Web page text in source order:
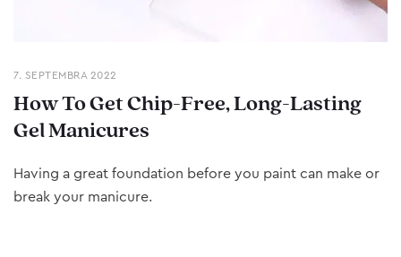
7. SEPTEMBRA 2022
How To Get Chip-Free, Long-Lasting
Gel Manicures
Having a great foundation before you paint can make or
break your manicure.